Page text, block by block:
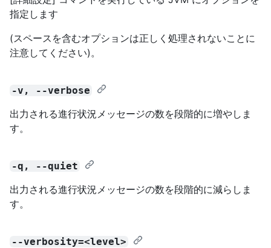
指定します
(スペースを含むオプションは正しく処理されないことに
注意してください)。
-v, --verbose
出力される進行状況メッセージの数を段階的に増やしま
す。
-q, --quiet
出力される進行状況メッセージの数を段階的に減らしま
す。
--verbosity=<level>